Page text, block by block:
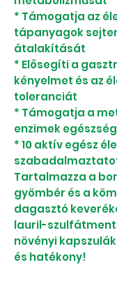
* Támogatja az
tápanyagok
átalakítását
* Elősegíti a
kényelmet és az
toleranciát
* Támogatja a
enzimek
* 10 aktív egész
Tartalmazza a
gyömbér és a
dagasztó
lauril-
növényi
és hatékony!